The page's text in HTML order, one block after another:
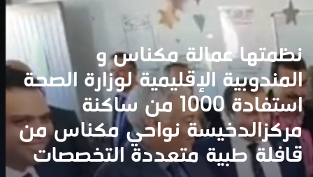
نظمتها عمالة مكناس و
المندوبية الإقليمية لوزارة الصحة
استفادة 1000 من ساكنة
مركزالدخيسة نواحي مكناس من
قافلة طبية متعددة التخصصات